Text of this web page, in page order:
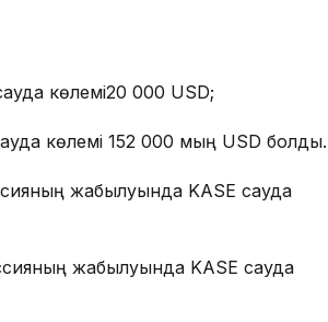
көлемі20 000 USD;
көлемі 152 000 мың USD болды.
жабылуында KASE сауда
жабылуында KASE сауда